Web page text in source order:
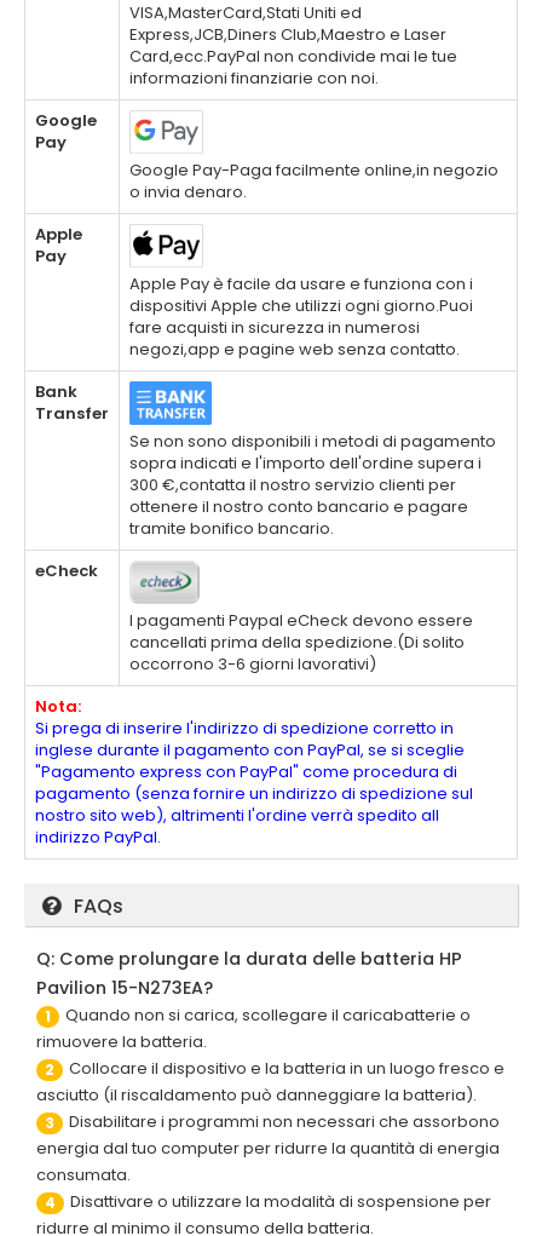
VISA,MasterCard,Stati Uniti ed
Express,JCB,Diners Club,Maestro e Laser
Card,ecc.PayPal non condivide mai le tue
informazioni finanziarie con noi.
Google
Pay
Google Pay-Paga facilmente online,in negozio
o invia denaro.
Apple
Pay
Apple Pay è facile da usare e funziona con i
dispositivi Apple che utilizzi ogni giorno.Puoi
fare acquisti in sicurezza in numerosi
negozi,app e pagine web senza contatto.
Bank
Transfer
Se non sono disponibili i metodi di pagamento
sopra indicati e l'importo dell'ordine supera i
300 €,contatta il nostro servizio clienti per
ottenere il nostro conto bancario e pagare
tramite bonifico bancario.
eCheck
I pagamenti Paypal eCheck devono essere
cancellati prima della spedizione.(Di solito
occorrono 3-6 giorni lavorativi)
Nota:
Si prega di inserire l'indirizzo di spedizione corretto in
inglese durante il pagamento con PayPal, se si sceglie
"Pagamento express con PayPal" come procedura di
pagamento (senza fornire un indirizzo di spedizione sul
nostro sito web), altrimenti l'ordine verrà spedito all
indirizzo PayPal.
FAQs
Q: Come prolungare la durata delle batteria HP
Pavilion 15-N273EA?
1
Quando non si carica, scollegare il caricabatterie o
rimuovere la batteria.
2
Collocare il dispositivo e la batteria in un luogo fresco e
asciutto (il riscaldamento può danneggiare la batteria).
3
Disabilitare i programmi non necessari che assorbono
energia dal tuo computer per ridurre la quantità di energia
consumata.
4
Disattivare o utilizzare la modalità di sospensione per
ridurre al minimo il consumo della batteria.